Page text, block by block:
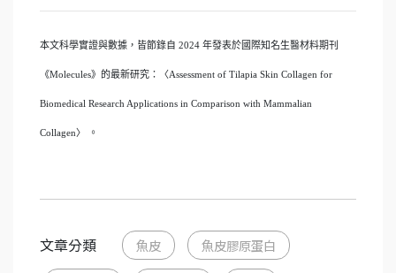
本文科學實證與數據，皆節錄自 2024 年發表於國際知名生醫材料期刊
《Molecules》的最新研究：〈Assessment of Tilapia Skin Collagen for
Biomedical Research Applications in Comparison with Mammalian
Collagen〉 。
文章分類 魚皮 魚皮膠原蛋白